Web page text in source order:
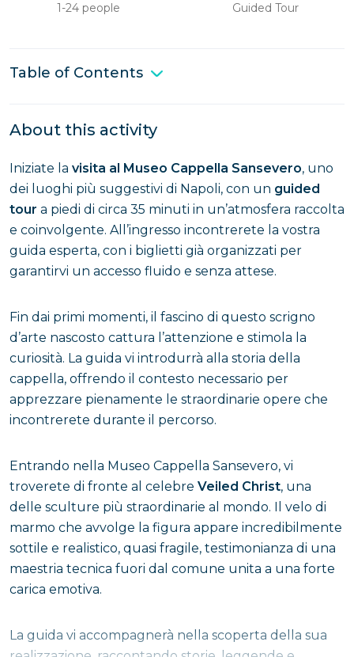
1-24 people Guided Tour
Table of Contents
About this activity
Iniziate la visita al Museo Cappella Sansevero, uno
dei luoghi più suggestivi di Napoli, con un guided
tour a piedi di circa 35 minuti in un’atmosfera raccolta
e coinvolgente. All’ingresso incontrerete la vostra
guida esperta, con i biglietti già organizzati per
garantirvi un accesso fluido e senza attese.
Fin dai primi momenti, il fascino di questo scrigno
d’arte nascosto cattura l’attenzione e stimola la
curiosità. La guida vi introdurrà alla storia della
cappella, offrendo il contesto necessario per
apprezzare pienamente le straordinarie opere che
incontrerete durante il percorso.
Entrando nella Museo Cappella Sansevero, vi
troverete di fronte al celebre Veiled Christ, una
delle sculture più straordinarie al mondo. Il velo di
marmo che avvolge la figura appare incredibilmente
sottile e realistico, quasi fragile, testimonianza di una
maestria tecnica fuori dal comune unita a una forte
carica emotiva.
La guida vi accompagnerà nella scoperta della sua